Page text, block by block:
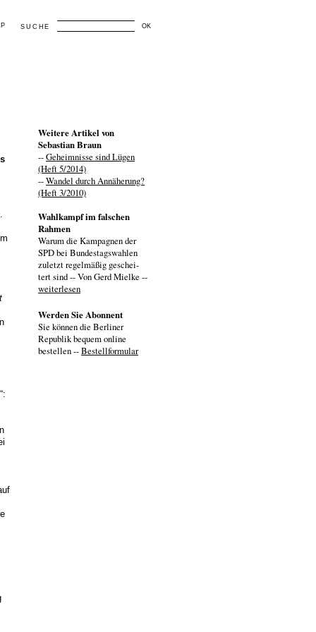
SUCHE OK
Weitere Artikel von
Sebastian Braun
--Geheimnisse sind Lügen
(Heft 5/2014)
--Wandel durch Annäherung?
(Heft 3/2010)
Wahlkampf im falschen
Rahmen
Warum die Kampagnen der
SPD bei Bundestagswahlen
zuletzt regelmäßig geschei-
tert sind -- Von Gerd Mielke --
weiterlesen
Werden Sie Abonnent
Sie können die Berliner
Republik bequem online
bestellen --Bestellformular